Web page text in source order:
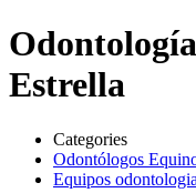
Estrella
Categories
Odontólogos
Equipos